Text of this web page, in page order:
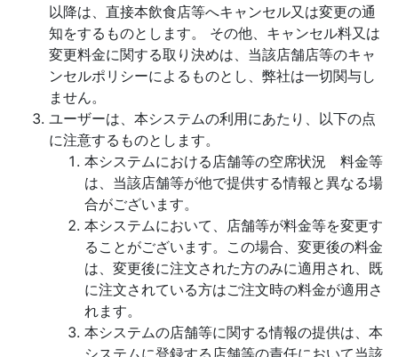
以降は、直接本飲食店等へキャンセル又は変更の通
知をするものとします。 その他、キャンセル料又は
変更料金に関する取り決めは、当該店舗店等のキャ
ンセルポリシーによるものとし、弊社は一切関与し
ません。
ユーザーは、本システムの利用にあたり、以下の点
に注意するものとします。
本システムにおける店舗等の空席状況 料金等
は、当該店舗等が他で提供する情報と異なる場
合がございます。
本システムにおいて、店舗等が料金等を変更す
ることがございます。この場合、変更後の料金
は、変更後に注文された方のみに適用され、既
に注文されている方はご注文時の料金が適用さ
れます。
本システムの店舗等に関する情報の提供は、本
システムに登録する店舗等の責任において当該